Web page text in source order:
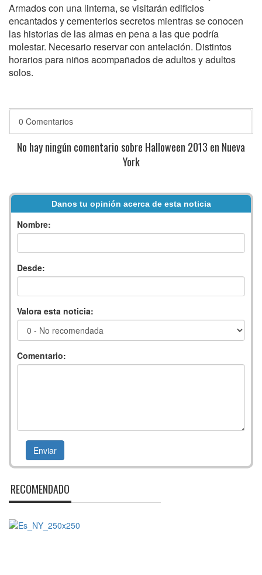
Armados con una linterna, se visitarán edificios
encantados y cementerios secretos mientras se conocen
las historias de las almas en pena a las que podría
molestar. Necesario reservar con antelación. Distintos
horarios para niños acompañados de adultos y adultos
solos.
0 Comentarios
No hay ningún comentario sobre Halloween 2013 en Nueva
York
Danos tu opinión acerca de esta noticia
Nombre:
Desde:
Valora esta noticia:
Comentario:
RECOMENDADO